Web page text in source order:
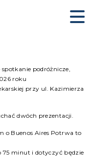
podróżnicze,
roku
przy ul. Kazimierza
dwóch prezentacji.
o Buenos Aires Potrwa to
75 minut i dotyczyć będzie